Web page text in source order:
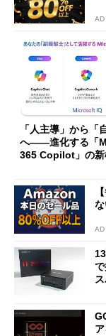
AD
「人主導」から「
へ――進化する「
365 Copilot」の新
な
AD